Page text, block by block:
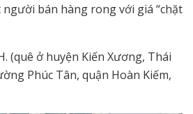
bán hàng rong với giá “chặt
(quê ở huyện Kiến Xương, Thái
Phúc Tân, quận Hoàn Kiếm,